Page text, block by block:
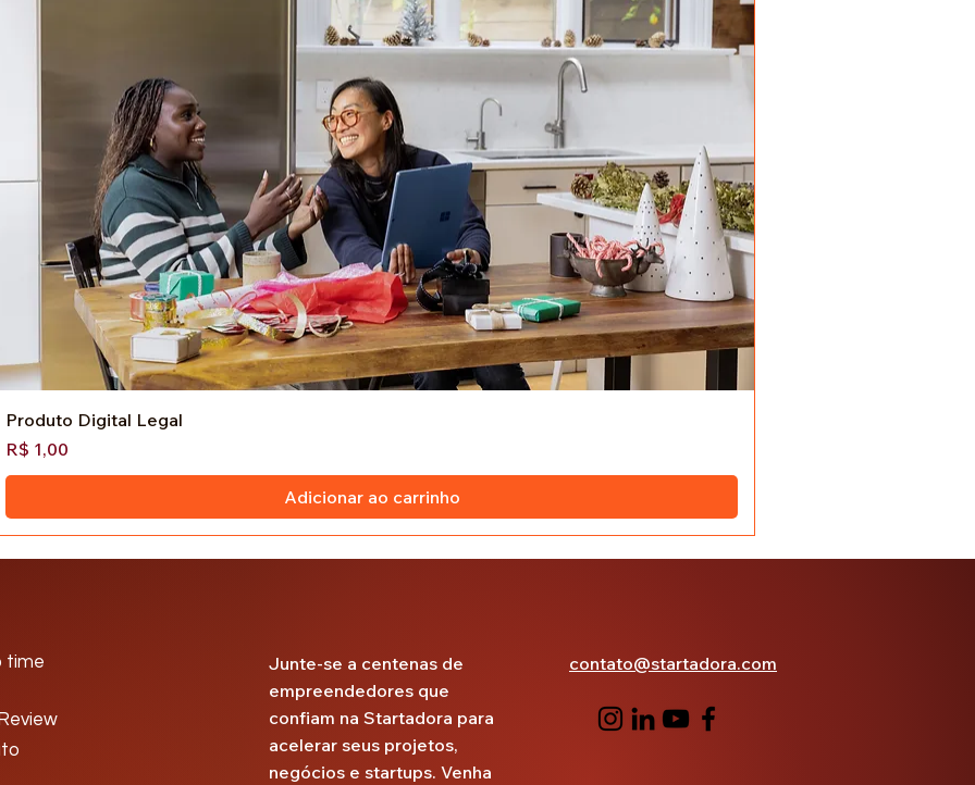
Produto Digital Legal
Preço
R$ 1,00
Adicionar ao carrinho
time
Junte-se a centenas de
empreendedores que
confiam na Startadora para
acelerar seus projetos,
negócios e startups. Venha
contato@startadora.com